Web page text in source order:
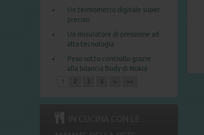
Un termometro digitale super
preciso
Un misuratore di pressione ad
alta tecnologia
Peso sotto controllo grazie
alla bilancia Body di Nokia
1 2 3 4 > >>